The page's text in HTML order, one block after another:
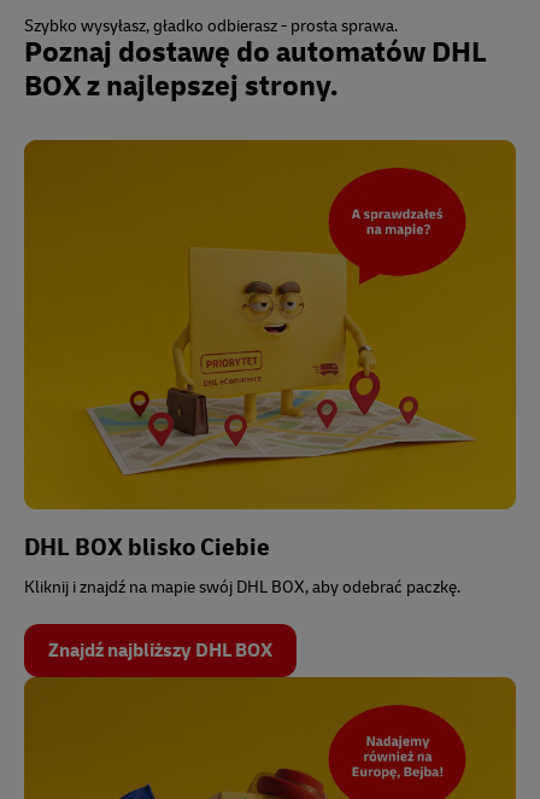
Szybko wysyłasz, gładko odbierasz - prosta sprawa.
Poznaj dostawę do automatów DHL
BOX z najlepszej strony.
DHL BOX blisko Ciebie
Kliknij i znajdź na mapie swój DHL BOX, aby odebrać paczkę.
Znajdź najbliższy DHL BOX